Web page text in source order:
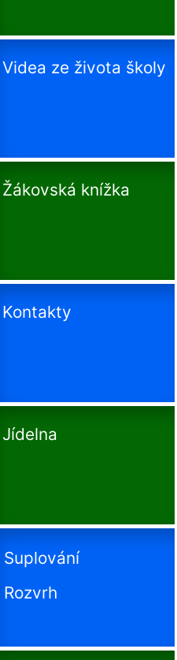
Videa ze života školy
Žákovská knížka
Kontakty
Jídelna
Suplování
Rozvrh